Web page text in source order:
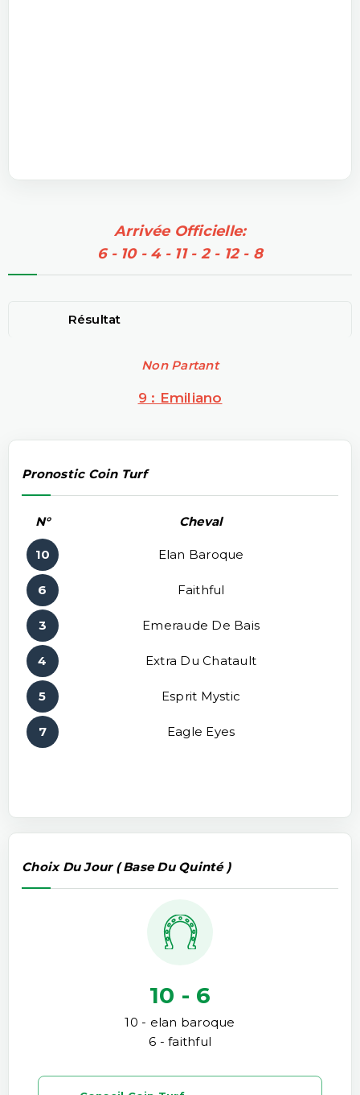
Arrivée Officielle:
6 - 10 - 4 - 11 - 2 - 12 - 8
Résultat
Non Partant
9 : Emiliano
Pronostic Coin Turf
N° Cheval
10 Elan Baroque
6 Faithful
3 Emeraude De Bais
4 Extra Du Chatault
5 Esprit Mystic
7 Eagle Eyes
Choix Du Jour ( Base Du Quinté )
10 - 6
10 - elan baroque
6 - faithful